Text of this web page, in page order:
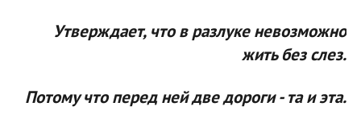
Утверждает, что в разлуке невозможно
жить без слез.
Потому что перед ней две дороги - та и эта.